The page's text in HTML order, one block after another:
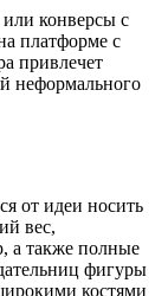
конверсы с
платформе с
привлечет
неформального
от идеи носить
вес,
а также полные
фигуры
костями